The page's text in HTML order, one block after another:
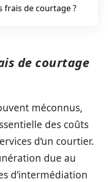
frais de courtage ?
de courtage
méconnus,
des coûts
d’un courtier.
due au
d’intermédiation